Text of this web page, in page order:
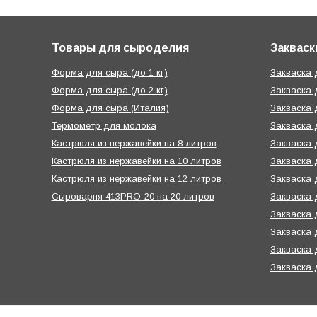
Товары для сыроделия
Форма для сыра (до 1 кг)
Форма для сыра (до 2 кг)
Форма для сыра (Италия)
Термометр для молока
Кастрюля из нержавейки на 8 литров
Кастрюля из нержавейки на 10 литров
Кастрюля из нержавейки на 12 литров
Сыроварня 413PRO-20 на 20 литров
Закваска
Закваска
Закваска
Закваска
Закваска
Закваска
Закваска
Закваска
Закваска
Закваска
Закваска
Закваска